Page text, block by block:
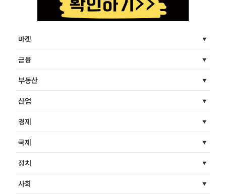
마켓
금융
부동산
산업
경제
국제
정치
사회